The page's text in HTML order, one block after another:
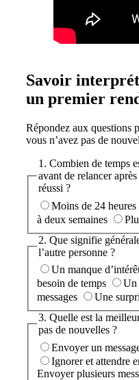
Savoir
un premier
Répondez aux questions
vous n’avez pas de
1. Combien de temps
avant de relancer
réussi ?
Moins de 24 heures
à deux semaines
2. Que signifie
l’autre personne ?
Un manque
besoin de temps
Un
messages
Une
3. Quelle est la
pas de nouvelles ?
Envoyer un
Ignorer et attendre
Envoyer plusieurs